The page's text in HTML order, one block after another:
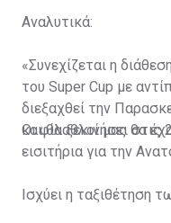
Αναλυτικά:
«Συνεχίζεται η
του Super Cup με
διεξαχθεί την
και θα ξεκινήσει στις
Οι φίλαθλοί μας θα
εισιτήρια για την
Ισχύει η ταξιθέτηση